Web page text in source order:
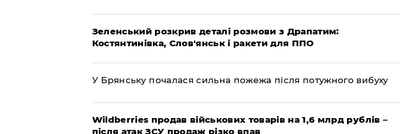
Зеленський розкрив деталі розмови з Драпатим:
Костянтинівка, Слов'янськ і ракети для ППО
У Брянську почалася сильна пожежа після потужного вибуху
Wildberries продав військових товарів на 1,6 млрд рублів –
після атак ЗСУ продаж різко впав